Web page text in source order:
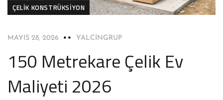
ÇELIK KONSTRÜKSIYON
MAYIS 28, 2026 YALCINGRUP
150 Metrekare Çelik Ev
Maliyeti 2026